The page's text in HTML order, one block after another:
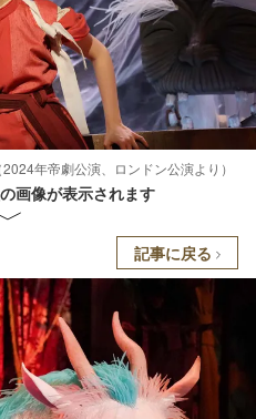
年帝劇公演、ロンドン公演より）
画像が表示されます
記事に戻る